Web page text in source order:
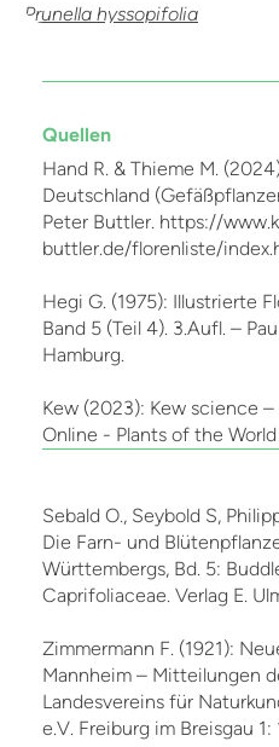
Prunella hyssopifolia
Quellen
Hand R. & Thieme M.
Deutschland
Peter Buttler. https://
buttler.de/florenliste/
Hegi G. (1975): Illustrierte
Band 5 (Teil 4). 3.Aufl. –
Hamburg.
Kew (2023): Kew science
Online - Plants of the
Sebald O., Seybold S,
Die Farn- und
Württembergs, Bd. 5:
Caprifoliaceae. Verlag E.
Zimmermann F. (1921):
Mannheim – Mitteilungen
Landesvereins für
e.V. Freiburg im Breisgau 1: